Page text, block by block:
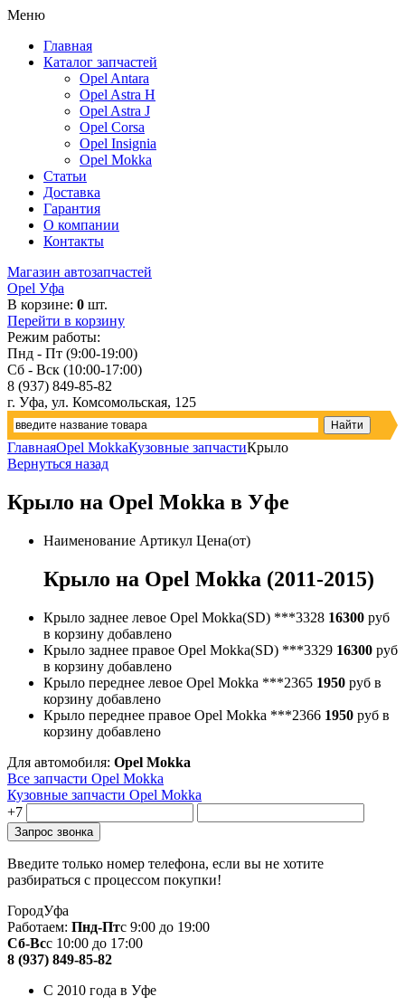
Меню
Главная
Каталог запчастей
Opel Antara
Opel Astra H
Opel Astra J
Opel Corsa
Opel Insignia
Opel Mokka
Статьи
Доставка
Гарантия
О компании
Контакты
Магазин автозапчастей
Opel Уфа
В корзине: 0 шт.
Перейти в корзину
Режим работы:
Пнд - Пт (9:00-19:00)
Сб - Вск (10:00-17:00)
8 (937) 849-85-82
г. Уфа, ул. Комсомольская, 125
ГлавнаяOpel MokkaКузовные запчастиКрыло
Вернуться назад
Крыло на Opel Mokka в Уфе
Наименование Артикул Цена(от)
Крыло на Opel Mokka (2011-2015)
Крыло заднее левое Opel Mokka(SD) ***3328 16300 руб
в корзину добавлено
Крыло заднее правое Opel Mokka(SD) ***3329 16300 руб
в корзину добавлено
Крыло переднее левое Opel Mokka ***2365 1950 руб в
корзину добавлено
Крыло переднее правое Opel Mokka ***2366 1950 руб в
корзину добавлено
Для автомобиля: Opel Mokka
Все запчасти Opel Mokka
Кузовные запчасти Opel Mokka
+7
Введите только номер телефона, если вы не хотите
разбираться с процессом покупки!
ГородУфа
Работаем: Пнд-Птс 9:00 до 19:00
Сб-Всс 10:00 до 17:00
8 (937) 849-85-82
С 2010 года в Уфе